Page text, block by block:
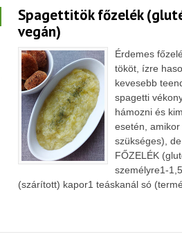
Spagettitök főzelék
vegán)
Érdemes
tököt, ízre
kevesebb
spagetti
hámozni és
esetén,
szükséges),
FŐZELÉK
személyre1-
(szárított) kapor1 teáskanál só